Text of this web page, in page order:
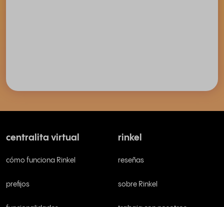
centralita virtual
cómo funciona Rinkel
prefijos
rinkel
reseñas
sobre Rinkel